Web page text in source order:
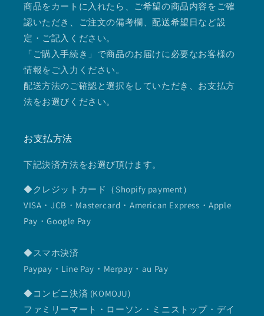
商品をカートに入れたら、ご希望の商品内容をご確
認いただき、ご注文の備考欄、配送希望日など設
定・ご記入ください。
「ご購入手続き」で商品のお届けに必要なお客様の
情報をご入力ください。
配送方法のご確認と選択をしていただき、お支払方
法をお選びください。
お支払方法
下記決済方法をお選び頂けます。
◆クレジットカード（Shopify payment）
VISA・JCB・Mastercard・American Express・Apple
Pay・Google Pay
◆スマホ決済
Paypay・Line Pay・Merpay・au Pay
◆コンビニ決済 (KOMOJU)
ファミリーマート・ローソン・ミニストップ・デイ